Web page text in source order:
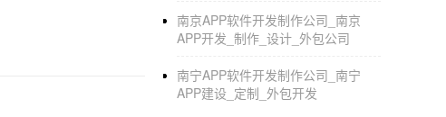
南京APP软件开发制作公司_南京
APP开发_制作_设计_外包公司
南宁APP软件开发制作公司_南宁
APP建设_定制_外包开发